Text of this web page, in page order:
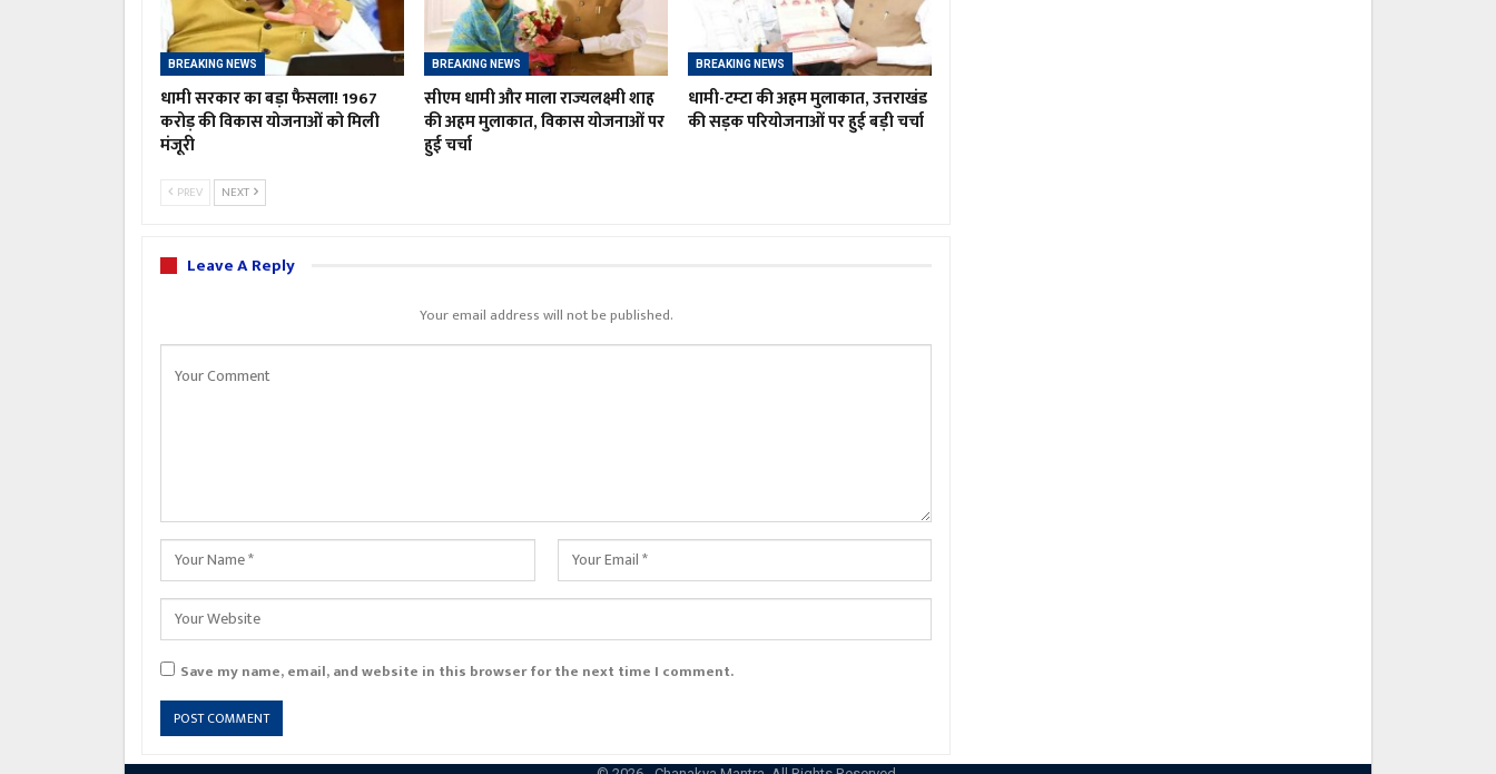
BREAKING NEWS
धामी सरकार का बड़ा फैसला! 1967
करोड़ की विकास योजनाओं को मिली
मंजूरी
BREAKING NEWS
सीएम धामी और माला राज्यलक्ष्मी शाह
की अहम मुलाकात, विकास योजनाओं पर
हुई चर्चा
BREAKING NEWS
धामी-टम्टा की अहम मुलाकात, उत्तराखंड
की सड़क परियोजनाओं पर हुई बड़ी चर्चा
PREV NEXT
Leave A Reply
Your email address will not be published.
Save my name, email, and website in this browser for the next time I comment.